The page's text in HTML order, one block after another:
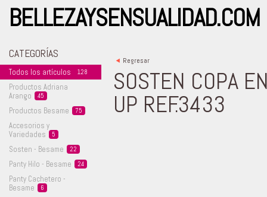
BELLEZAYSENSUALIDAD.COM
CATEGORÍAS
Todos los artículos 128
Productos Adriana
Arango
45
Productos Besame 75
Accesorios y
Variedades
5
Sosten - Besame 22
Panty Hilo - Besame 24
Panty Cachetero -
Besame
6
< Regresar
SOSTEN COPA
UP REF.3433